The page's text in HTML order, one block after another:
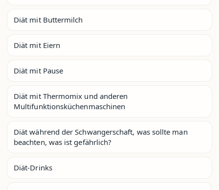
Diät mit Buttermilch
Diät mit Eiern
Diät mit Pause
Diät mit Thermomix und anderen
Multifunktionsküchenmaschinen
Diät während der Schwangerschaft, was sollte man
beachten, was ist gefährlich?
Diät-Drinks